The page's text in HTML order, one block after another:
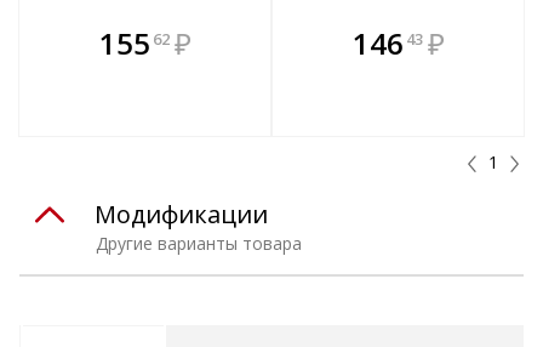
155 62 ₽
В комплекте
всегда выгоднее!
В комплекте
всегда выгоднее!
146 43 ₽
1
Другие варианты товара
Модификации